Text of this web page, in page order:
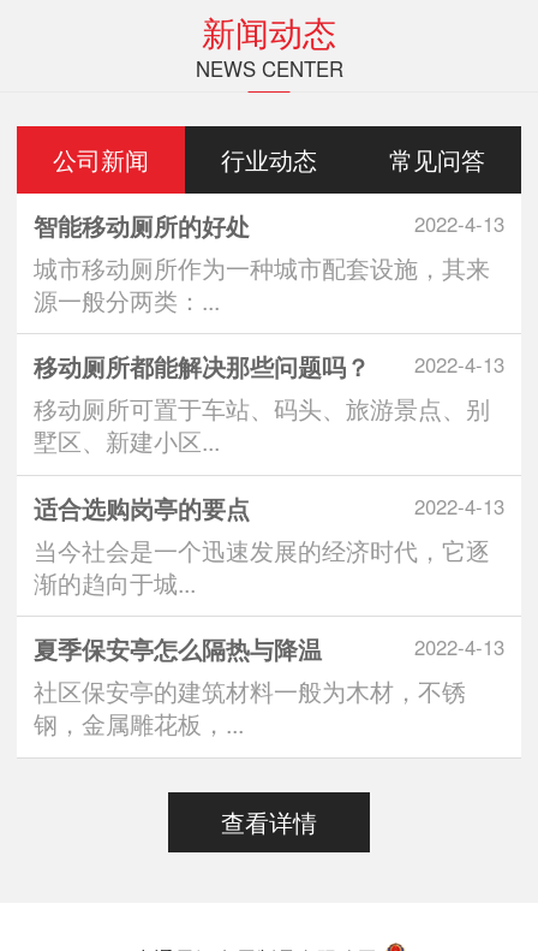
新闻动态
NEWS CENTER
公司新闻 行业动态 常见问答
2022-4-13
智能移动厕所的好处
城市移动厕所作为一种城市配套设施，其来
源一般分两类：...
2022-4-13
移动厕所都能解决那些问题吗？
移动厕所可置于车站、码头、旅游景点、别
墅区、新建小区...
2022-4-13
适合选购岗亭的要点
当今社会是一个迅速发展的经济时代，它逐
渐的趋向于城...
2022-4-13
夏季保安亭怎么隔热与降温
社区保安亭的建筑材料一般为木材，不锈
钢，金属雕花板，...
查看详情